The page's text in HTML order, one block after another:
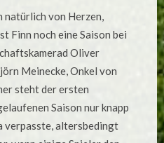
natürlich von Herzen,
Finn noch eine Saison bei
Oliver
Meinecke, Onkel von
steht der ersten
Saison nur knapp
verpasste, altersbedingt